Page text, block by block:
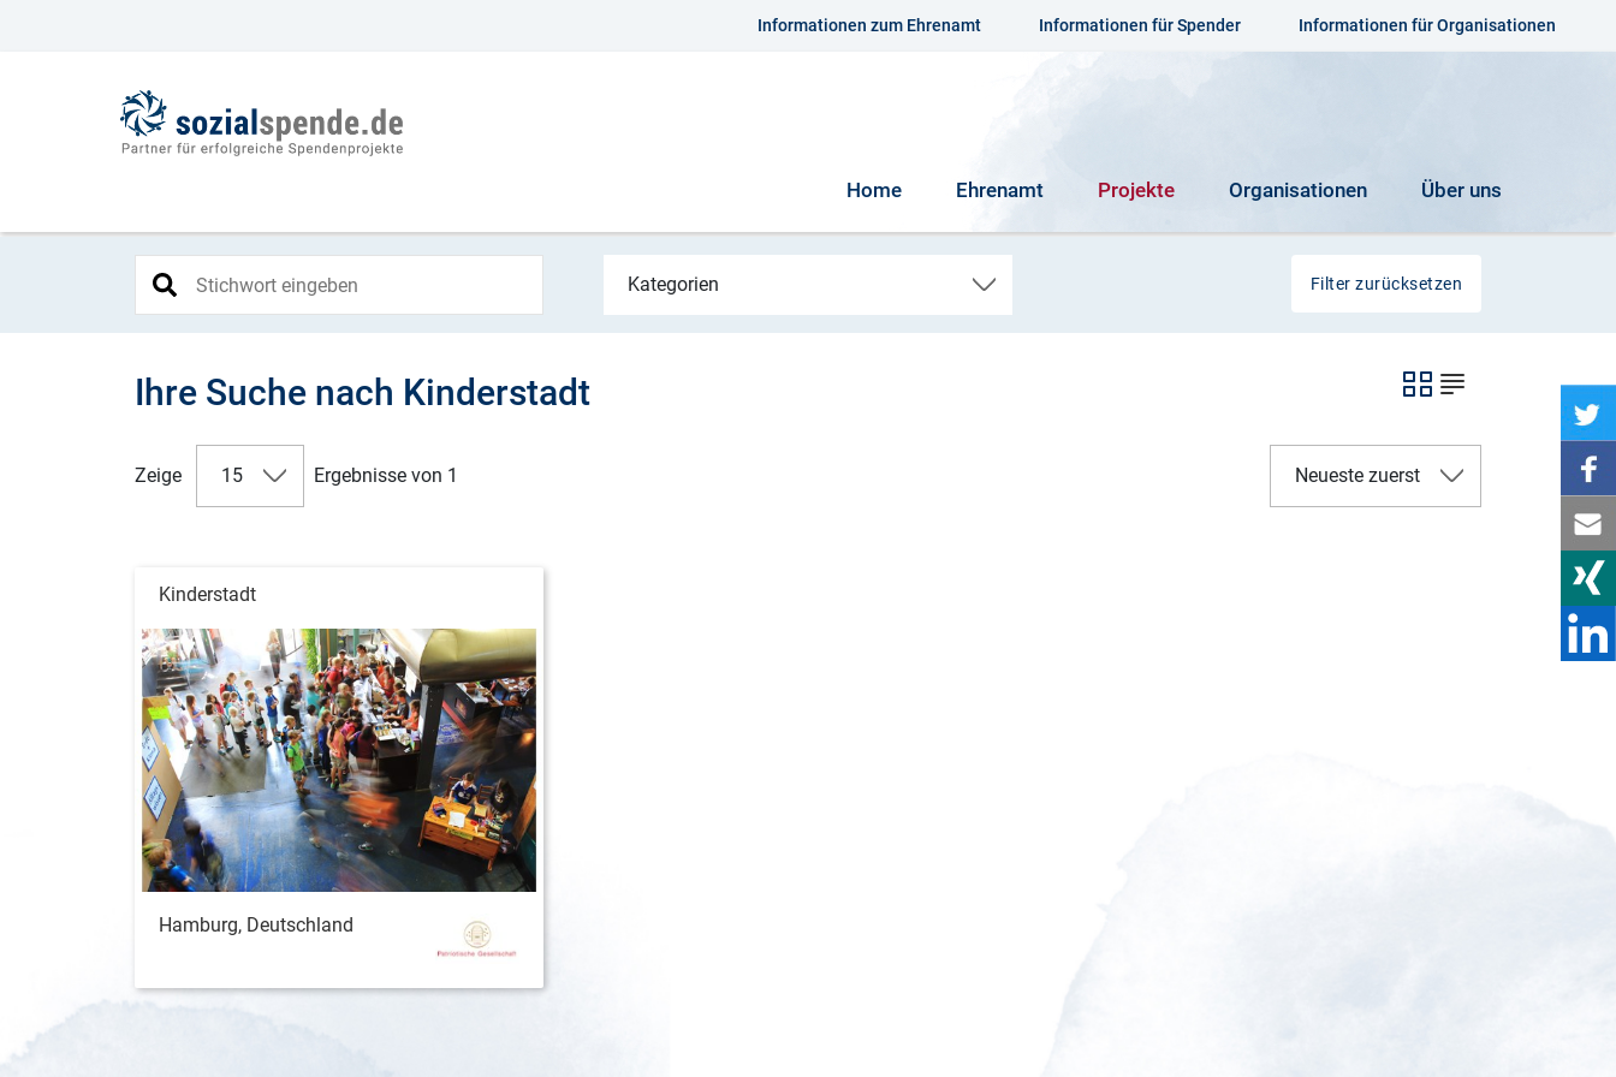
Informationen zum Ehrenamt Informationen für Spender Informationen für Organisationen
Home Ehrenamt Projekte Organisationen Über uns
Kategorien Filter zurücksetzen
Ihre Suche nach Kinderstadt
Zeige 15 Ergebnisse von 1 Neueste zuerst
Kinderstadt
Hamburg, Deutschland